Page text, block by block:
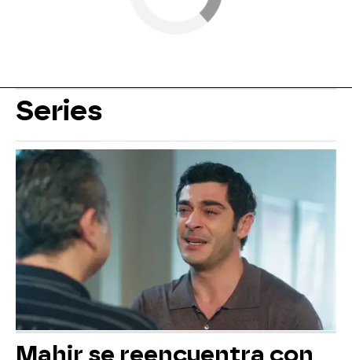
Series
Mahir se reencuentra con